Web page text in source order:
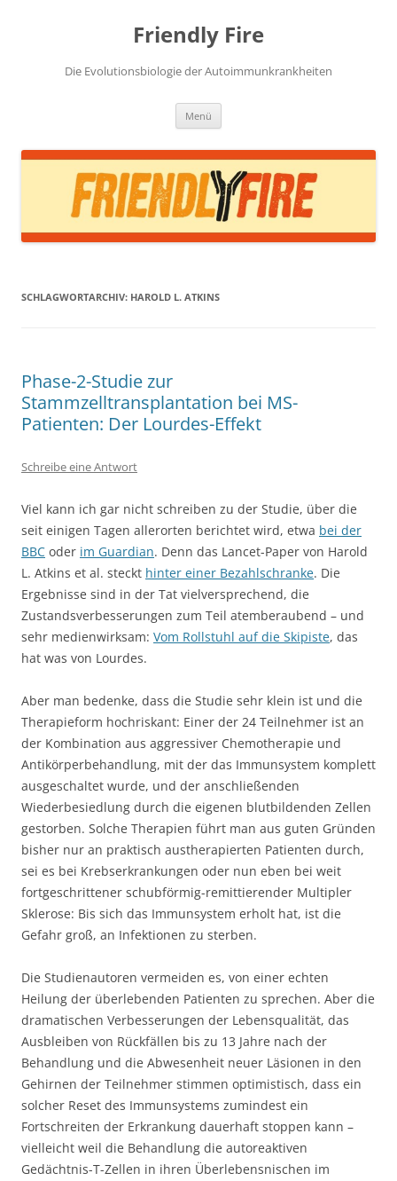
Friendly Fire
Die Evolutionsbiologie der Autoimmunkrankheiten
Menü
SCHLAGWORTARCHIV: HAROLD L. ATKINS
Phase-2-Studie zur
Stammzelltransplantation bei MS-
Patienten: Der Lourdes-Effekt
Schreibe eine Antwort
Viel kann ich gar nicht schreiben zu der Studie, über die
seit einigen Tagen allerorten berichtet wird, etwa bei der
BBC oder im Guardian. Denn das Lancet-Paper von Harold
L. Atkins et al. steckt hinter einer Bezahlschranke. Die
Ergebnisse sind in der Tat vielversprechend, die
Zustandsverbesserungen zum Teil atemberaubend – und
sehr medienwirksam: Vom Rollstuhl auf die Skipiste, das
hat was von Lourdes.
Aber man bedenke, dass die Studie sehr klein ist und die
Therapieform hochriskant: Einer der 24 Teilnehmer ist an
der Kombination aus aggressiver Chemotherapie und
Antikörperbehandlung, mit der das Immunsystem komplett
ausgeschaltet wurde, und der anschließenden
Wiederbesiedlung durch die eigenen blutbildenden Zellen
gestorben. Solche Therapien führt man aus guten Gründen
bisher nur an praktisch austherapierten Patienten durch,
sei es bei Krebserkrankungen oder nun eben bei weit
fortgeschrittener schubförmig-remittierender Multipler
Sklerose: Bis sich das Immunsystem erholt hat, ist die
Gefahr groß, an Infektionen zu sterben.
Die Studienautoren vermeiden es, von einer echten
Heilung der überlebenden Patienten zu sprechen. Aber die
dramatischen Verbesserungen der Lebensqualität, das
Ausbleiben von Rückfällen bis zu 13 Jahre nach der
Behandlung und die Abwesenheit neuer Läsionen in den
Gehirnen der Teilnehmer stimmen optimistisch, dass ein
solcher Reset des Immunsystems zumindest ein
Fortschreiten der Erkrankung dauerhaft stoppen kann –
vielleicht weil die Behandlung die autoreaktiven
Gedächtnis-T-Zellen in ihren Überlebensnischen im